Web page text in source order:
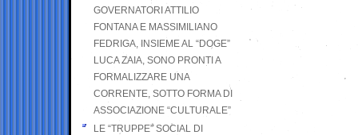
GOVERNATORI ATTILIO
FONTANA E MASSIMILIANO
FEDRIGA, INSIEME AL “DOGE”
LUCA ZAIA, SONO PRONTI A
FORMALIZZARE UNA
CORRENTE, SOTTO FORMA DI
ASSOCIAZIONE “CULTURALE”
LE “TRUPPE” SOCIAL DI